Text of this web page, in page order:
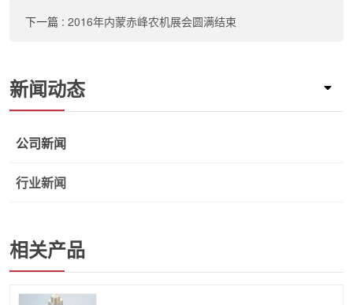
下一篇 : 2016年内蒙赤峰农机展会圆满结束
新闻动态
公司新闻
行业新闻
相关产品